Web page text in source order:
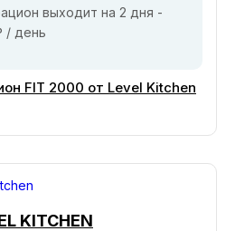
выходит на 2 дня -
/ день
FIT 2000 от Level Kitchen
KITCHEN